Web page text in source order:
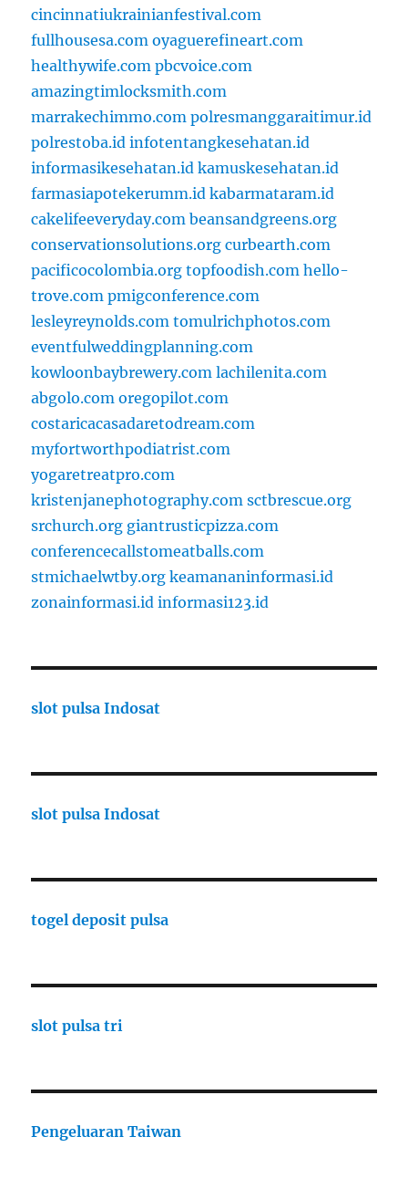
cincinnatiukrainianfestival.com
fullhousesa.com oyaguerefineart.com
healthywife.com pbcvoice.com
amazingtimlocksmith.com
marrakechimmo.com polresmanggaraitimur.id
polrestoba.id infotentangkesehatan.id
informasikesehatan.id kamuskesehatan.id
farmasiapotekerumm.id kabarmataram.id
cakelifeeveryday.com beansandgreens.org
conservationsolutions.org curbearth.com
pacificocolombia.org topfoodish.com hello-
trove.com pmigconference.com
lesleyreynolds.com tomulrichphotos.com
eventfulweddingplanning.com
kowloonbaybrewery.com lachilenita.com
abgolo.com oregopilot.com
costaricacasadaretodream.com
myfortworthpodiatrist.com
yogaretreatpro.com
kristenjanephotography.com sctbrescue.org
srchurch.org giantrusticpizza.com
conferencecallstomeatballs.com
stmichaelwtby.org keamananinformasi.id
zonainformasi.id informasi123.id
slot pulsa Indosat
slot pulsa Indosat
togel deposit pulsa
slot pulsa tri
Pengeluaran Taiwan